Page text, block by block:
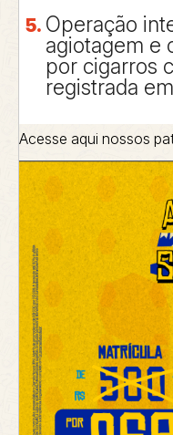
Operação
agiotagem e
por cigarros
registrada
Acesse aqui nossos